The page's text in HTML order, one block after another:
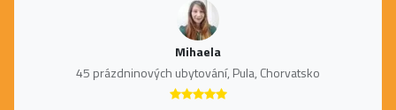
Mihaela
45 prázdninových ubytování, Pula, Chorvatsko